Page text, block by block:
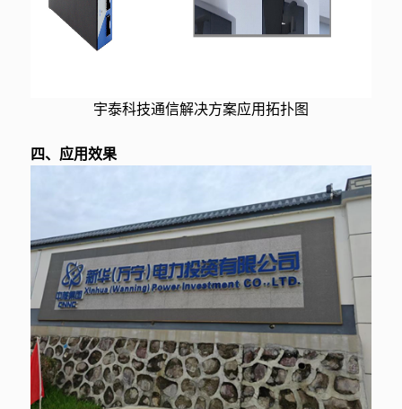
宇泰科技通信解决方案应用拓扑图
四、应用效果